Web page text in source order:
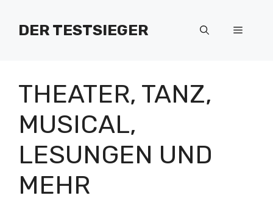
Inhalt
springenDER TESTSIEGER Menü
THEATER, TANZ,
MUSICAL,
LESUNGEN UND
MEHR